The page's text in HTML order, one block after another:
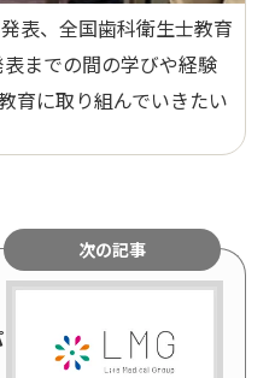
表、全国歯科衛生士教育
までの間の学びや経験
育に取り組んでいきたい
次の記事